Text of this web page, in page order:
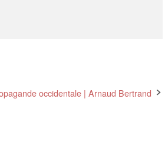
occidentale | Arnaud Bertrand